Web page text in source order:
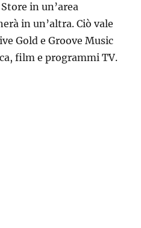
in un’area
in un’altra. Ciò vale
Gold e Groove Music
film e programmi TV.